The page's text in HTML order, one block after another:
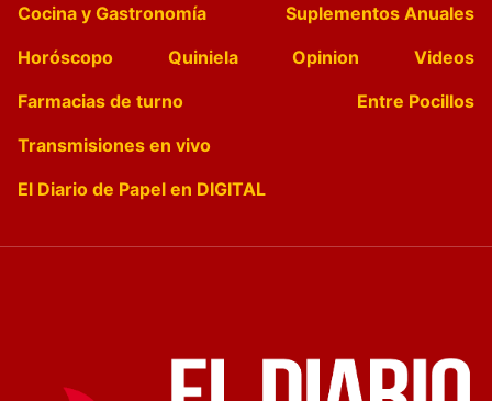
Cocina y Gastronomía
Suplementos Anuales
Horóscopo
Quiniela Opinion
Videos
Farmacias de turno
Entre Pocillos
Transmisiones en vivo
El Diario de Papel en DIGITAL